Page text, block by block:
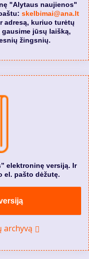
"Alytaus naujienos"
skelbimai@ana.lt
adresą, kuriuo turėtų
jūsų laišką,
žingsnių.
elektroninę versiją. Ir
el. pašto dėžutę.
archyvą